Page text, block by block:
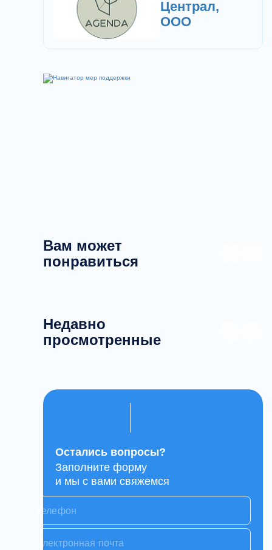
Централ,
ООО
Вам может
понравиться
Недавно
просмотренные
Остались вопросы?
Заполните форму
и мы с вами свяжемся